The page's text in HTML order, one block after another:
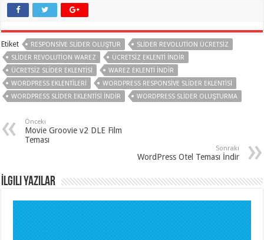
organizasyon,
gaziantep
organizasyon,
gaziantep
palyaço,
twitter
takipçi
hilesi,
twitter
takipçi
hilesi,
instagram
Etiket RESPONSIVE SLIDER OLUŞTUR
SLIDER REVOLUTION ÜCRETSIZ
SLIDER REVOLUTION WAREZ
ÜCRETSIZ EKLENTI INDIR
ÜCRETSIZ SLIDER EKLENTISI
WAREZ EKLENTI INDIR
WORDPRESS EKLENTILERI
WORDPRESS RESPONSIVE SLIDER EKLENTISI
WORDPRESS SLIDER EKLENTISI INDIR
WORDPRESS SLIDER OLUŞTURMA
Önceki
Movie Groovie v2 DLE Film
Teması
Sonraki
WordPress Otel Teması İndir
İlgili Yazılar